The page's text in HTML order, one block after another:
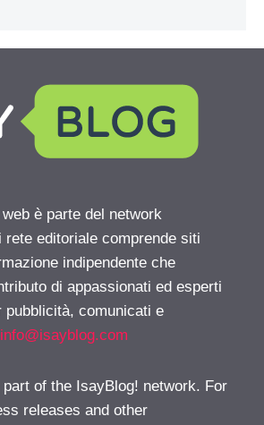
è parte del network
rete editoriale comprende siti
indipendente che
di appassionati ed esperti
pubblicità, comunicati e
info@isayblog.com
of the IsayBlog! network. For
releases and other